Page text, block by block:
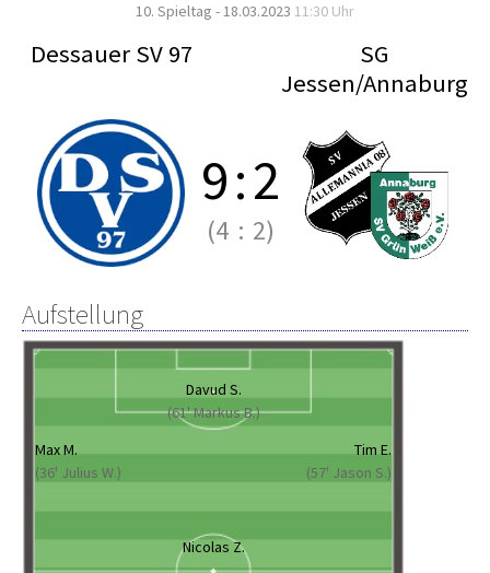
10. Spieltag - 18.03.2023 11:30 Uhr
Dessauer SV 97
SG
Jessen/Annaburg
9:2
(4 : 2)
Aufstellung
Davud S.
(61' Markus B.)
Max M.
(36' Julius W.)
Tim E.
(57' Jason S.)
Nicolas Z.